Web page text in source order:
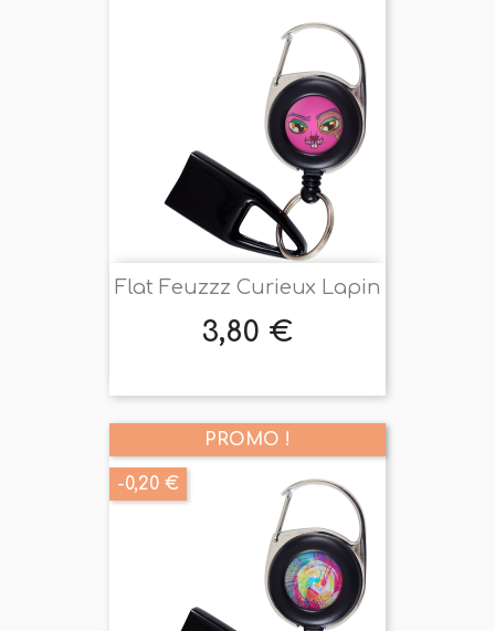
Flat Feuzzz Curieux Lapin
Prix
3,80 €
PROMO !
-0,20 €